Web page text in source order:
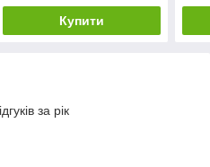
Купити
за рік